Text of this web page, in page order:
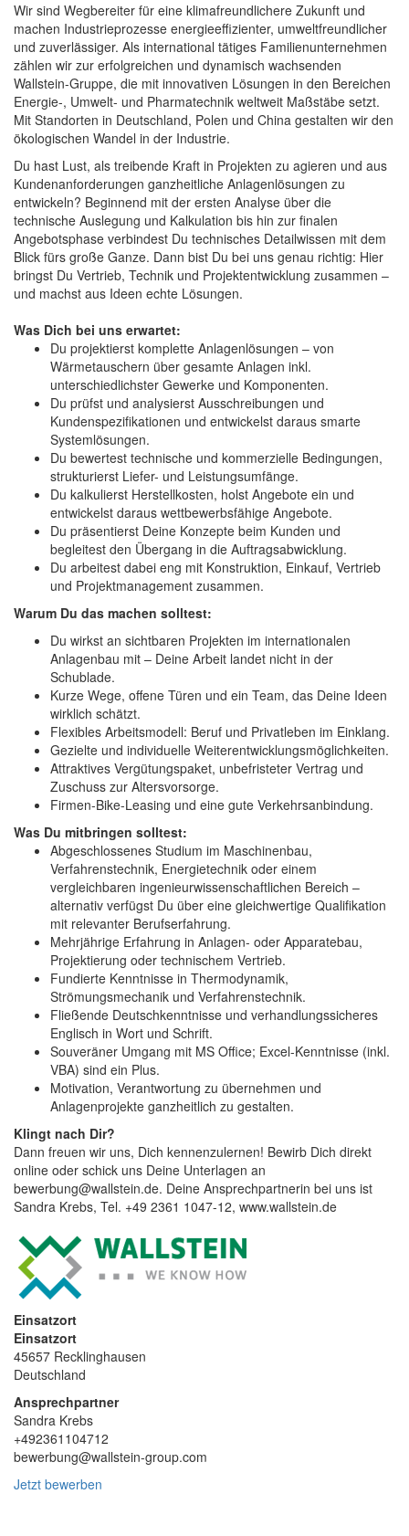
Wir sind Wegbereiter für eine klimafreundlichere Zukunft und
machen Industrieprozesse energieeffizienter, umweltfreundlicher
und zuverlässiger. Als international tätiges Familienunternehmen
zählen wir zur erfolgreichen und dynamisch wachsenden
Wallstein-Gruppe, die mit innovativen Lösungen in den Bereichen
Energie-, Umwelt- und Pharmatechnik weltweit Maßstäbe setzt.
Mit Standorten in Deutschland, Polen und China gestalten wir den
ökologischen Wandel in der Industrie.
Du hast Lust, als treibende Kraft in Projekten zu agieren und aus
Kundenanforderungen ganzheitliche Anlagenlösungen zu
entwickeln? Beginnend mit der ersten Analyse über die
technische Auslegung und Kalkulation bis hin zur finalen
Angebotsphase verbindest Du technisches Detailwissen mit dem
Blick fürs große Ganze. Dann bist Du bei uns genau richtig: Hier
bringst Du Vertrieb, Technik und Projektentwicklung zusammen –
und machst aus Ideen echte Lösungen.
Was Dich bei uns erwartet:
Du projektierst komplette Anlagenlösungen – von
Wärmetauschern über gesamte Anlagen inkl.
unterschiedlichster Gewerke und Komponenten.
Du prüfst und analysierst Ausschreibungen und
Kundenspezifikationen und entwickelst daraus smarte
Systemlösungen.
Du bewertest technische und kommerzielle Bedingungen,
strukturierst Liefer- und Leistungsumfänge.
Du kalkulierst Herstellkosten, holst Angebote ein und
entwickelst daraus wettbewerbsfähige Angebote.
Du präsentierst Deine Konzepte beim Kunden und
begleitest den Übergang in die Auftragsabwicklung.
Du arbeitest dabei eng mit Konstruktion, Einkauf, Vertrieb
und Projektmanagement zusammen.
Warum Du das machen solltest:
Du wirkst an sichtbaren Projekten im internationalen
Anlagenbau mit – Deine Arbeit landet nicht in der
Schublade.
Kurze Wege, offene Türen und ein Team, das Deine Ideen
wirklich schätzt.
Flexibles Arbeitsmodell: Beruf und Privatleben im Einklang.
Gezielte und individuelle Weiterentwicklungsmöglichkeiten.
Attraktives Vergütungspaket, unbefristeter Vertrag und
Zuschuss zur Altersvorsorge.
Firmen-Bike-Leasing und eine gute Verkehrsanbindung.
Was Du mitbringen solltest:
Abgeschlossenes Studium im Maschinenbau,
Verfahrenstechnik, Energietechnik oder einem
vergleichbaren ingenieurwissenschaftlichen Bereich –
alternativ verfügst Du über eine gleichwertige Qualifikation
mit relevanter Berufserfahrung.
Mehrjährige Erfahrung in Anlagen- oder Apparatebau,
Projektierung oder technischem Vertrieb.
Fundierte Kenntnisse in Thermodynamik,
Strömungsmechanik und Verfahrenstechnik.
Fließende Deutschkenntnisse und verhandlungssicheres
Englisch in Wort und Schrift.
Souveräner Umgang mit MS Office; Excel-Kenntnisse (inkl.
VBA) sind ein Plus.
Motivation, Verantwortung zu übernehmen und
Anlagenprojekte ganzheitlich zu gestalten.
Klingt nach Dir?
Dann freuen wir uns, Dich kennenzulernen! Bewirb Dich direkt
online oder schick uns Deine Unterlagen an
bewerbung@wallstein.de. Deine Ansprechpartnerin bei uns ist
Sandra Krebs, Tel. +49 2361 1047-12, www.wallstein.de
Einsatzort
Einsatzort
45657 Recklinghausen
Deutschland
Ansprechpartner
Sandra Krebs
+492361104712
bewerbung@wallstein-group.com
Jetzt bewerben